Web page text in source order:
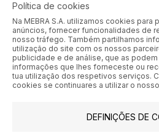
MEBRA - Comércio por Grosso de
S.A. © 2026 Todos os direitos
Aos preços apresentados acresce IVA
SIGA-NOS
Política de cookies
Na MEBRA S.A. utilizamos cookies para
anúncios, fornecer funcionalidades de
nosso tráfego. Também partilhamos
utilização do site com os nossos
publicidade e de análise, que as
informações que lhes forneceste ou
tua utilização dos respetivos serviços.
cookies se continuares a utilizar o
DEFINIÇÕES DE